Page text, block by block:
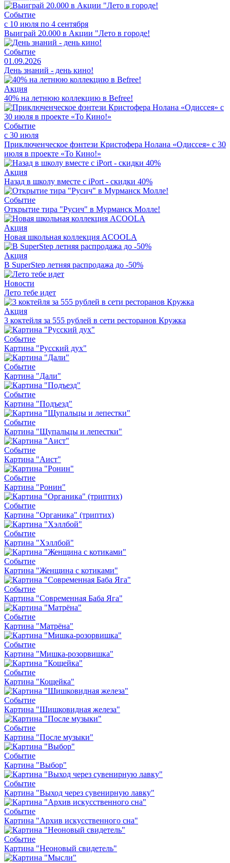
Событие
с 10 июля по 4 сентября
Выиграй 20.000 в Акции "Лето в городе!
Событие
01.09.2026
День знаний - день кино!
Акция
40% на летнюю коллекцию в Befree!
Событие
с 30 июля
Приключенческое фэнтези Кристофера Нолана «Одиссея» с 30
июля в проекте «То Кино!»
Акция
Назад в школу вместе с iPort - скидки 40%
Событие
Открытие тира "Русич" в Мурманск Молле!
Акция
Новая школьная коллекция ACOOLA
Акция
В SuperStep летняя распродажа до -50%
Новости
Лето тебе идет
Акция
3 коктейля за 555 рублей в сети ресторанов Кружка
Событие
Картина "Русский дух"
Событие
Картина "Дали"
Событие
Картина "Подъезд"
Событие
Картина "Щупальцы и лепестки"
Событие
Картина "Аист"
Событие
Картина "Ронин"
Событие
Картина "Органика" (триптих)
Событие
Картина "Хэллбой"
Событие
Картина "Женщина с котиками"
Событие
Картина "Современная Баба Яга"
Событие
Картина "Матрёна"
Событие
Картина "Мишка-розорвишка"
Событие
Картина "Кощейка"
Событие
Картина "Шишковидная железа"
Событие
Картина "После музыки"
Событие
Картина "Выбор"
Событие
Картина "Выход через сувенирную лавку"
Событие
Картина "Архив искусственного сна"
Событие
Картина "Неоновый свидетель"